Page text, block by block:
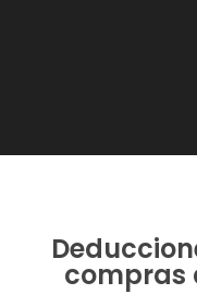
compras